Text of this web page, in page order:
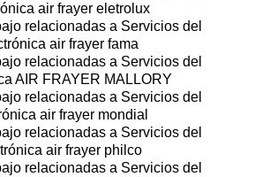
air frayer eletrolux
relacionadas a Servicios del
air frayer fama
relacionadas a Servicios del
AIR FRAYER MALLORY
relacionadas a Servicios del
air frayer mondial
relacionadas a Servicios del
air frayer philco
relacionadas a Servicios del